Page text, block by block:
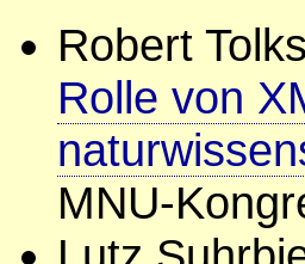
Robert
Rolle von
MNU-